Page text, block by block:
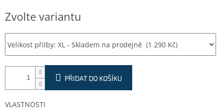
cena:
Zvolte variantu
PŘIDAT DO KOŠÍKU
VLASTNOSTI